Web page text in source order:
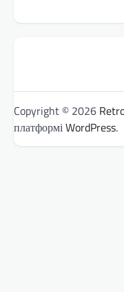
Copyright © 2026
платформіWordPress.